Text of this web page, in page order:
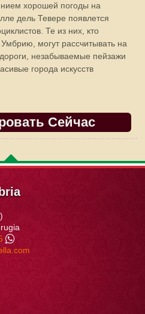
хорошей погоды на
дель Тевере появлется
Те из них, кто
могут рассчитывать на
незабываемые пейзажи
города искусств
Сейчас